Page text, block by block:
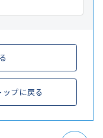
プに戻る